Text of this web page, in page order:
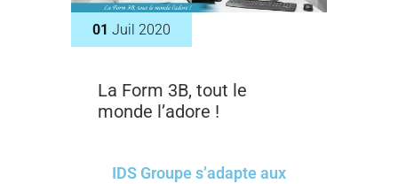
01 Juil 2020
La Form 3B, tout le
monde l’adore !
IDS Groupe s’adapte aux